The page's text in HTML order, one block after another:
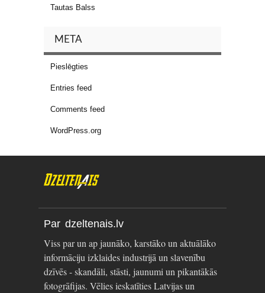
Tautas Balss
META
Pieslēgties
Entries feed
Comments feed
WordPress.org
Par dzeltenais.lv
Viss par un ap jaunāko, karstāko un aktuālāko
informāciju izklaides industrijā un slavenību
dzīvēs - skandāli, stāsti, jaunumi un pikantākās
fotogrāfijas. Vēlies ieskatīties Latvijas un